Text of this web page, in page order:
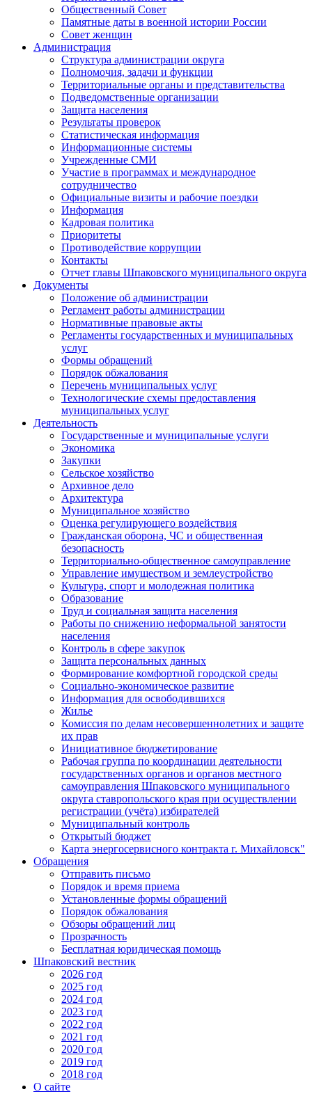
Общественный Совет
Памятные даты в военной истории России
Совет женщин
Администрация
Структура администрации округа
Полномочия, задачи и функции
Территориальные органы и представительства
Подведомственные организации
Защита населения
Результаты проверок
Статистическая информация
Информационные системы
Учрежденные СМИ
Участие в программах и международное
сотрудничество
Официальные визиты и рабочие поездки
Информация
Кадровая политика
Приоритеты
Противодействие коррупции
Контакты
Отчет главы Шпаковского муниципального округа
Документы
Положение об администрации
Регламент работы администрации
Нормативные правовые акты
Регламенты государственных и муниципальных
услуг
Формы обращений
Порядок обжалования
Перечень муниципальных услуг
Технологические схемы предоставления
муниципальных услуг
Деятельность
Государственные и муниципальные услуги
Экономика
Закупки
Сельское хозяйство
Архивное дело
Архитектура
Муниципальное хозяйство
Оценка регулирующего воздействия
Гражданская оборона, ЧС и общественная
безопасность
Территориально-общественное самоуправление
Управление имуществом и землеустройство
Культура, спорт и молодежная политика
Образование
Труд и социальная защита населения
Работы по снижению неформальной занятости
населения
Контроль в сфере закупок
Защита персональных данных
Формирование комфортной городской среды
Социально-экономическое развитие
Информация для освободившихся
Жилье
Комиссия по делам несовершеннолетних и защите
их прав
Инициативное бюджетирование
Рабочая группа по координации деятельности
государственных органов и органов местного
самоуправления Шпаковского муниципального
округа ставропольского края при осуществлении
регистрации (учёта) избирателей
Муниципальный контроль
Открытый бюджет
Карта энергосервисного контракта г. Михайловск"
Обращения
Отправить письмо
Порядок и время приема
Установленные формы обращений
Порядок обжалования
Обзоры обращений лиц
Прозрачность
Бесплатная юридическая помощь
Шпаковский вестник
2026 год
2025 год
2024 год
2023 год
2022 год
2021 год
2020 год
2019 год
2018 год
О сайте